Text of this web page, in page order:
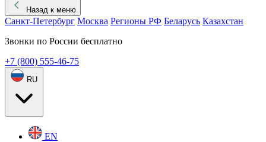
Назад к меню
Санкт-Петербург Москва Регионы РФ Беларусь Казахстан
Звонки по России бесплатно
+7 (800) 555-46-75
RU
EN